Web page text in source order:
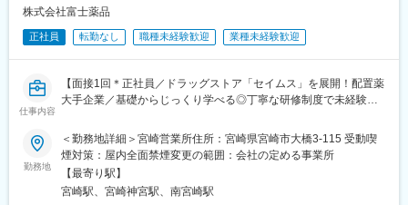
【魅力ポイント】
■エリアを跨ぐ転勤なし：
初任地希望だけでなく、エリアを跨いでの転勤はないため、転勤
負担が軽減できます。2ndプロジェクト以降も希望や適性に応じ
て、アサインを検討します。
スペシャリティ領域への挑戦、新薬PJなど市場価値を高める機
会、自身の強みを活かしたPJ相談などが可能です。定期的な面談
を通じて、その時々に応じたプロジェクトを提示するなどフレキ
シブルにキャリアが形成できます。その他、本社部門（マネージ
株式会社富士薬品
正社員 転勤なし 職種未経験歓迎 業種未経験歓迎
仕事内容
【面接1回＊正社員／ドラッグストア「セイムス」を展開！配置薬
大手企業／基礎からじっくり学べる◎丁寧な研修制度で未経験の
■職務内容：
担当エリアのお客様（個人宅や企業）へ訪問し、配置薬（お薬
箱）や健康食品の提案をお任せします。
※既に、取引のあるお客様先を訪問するスタイルです。
勤務地
＜勤務地詳細＞宮崎営業所住所：宮崎県宮崎市大橋3-115 受動喫
煙対策：屋内全面禁煙変更の範囲：会社の定める事業所
【最寄り駅】
宮崎駅、宮崎神宮駅、南宮崎駅